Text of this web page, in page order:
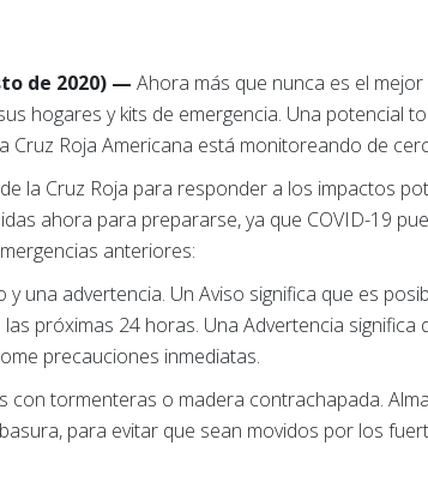
de 2020) —Ahora más que nunca es el
hogares y kits de emergencia. Una potencial
Cruz Roja Americana está monitoreando de
la Cruz Roja para responder a los impactos
ahora para prepararse, ya que COVID-19
anteriores:
una advertencia. Un Aviso significa que es
próximas 24 horas. Una Advertencia significa
precauciones inmediatas.
con tormenteras o madera contrachapada.
para evitar que sean movidos por los